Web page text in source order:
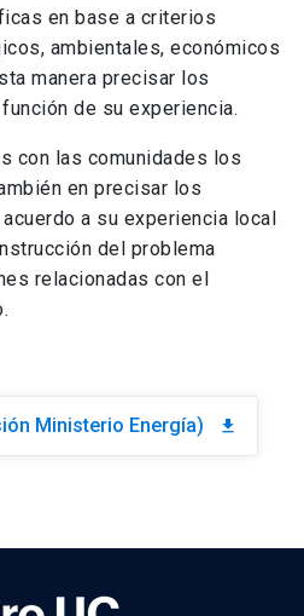
en base a criterios
ambientales, económicos
manera precisar los
de su experiencia.
con las comunidades los
en precisar los
a su experiencia local
del problema
relacionadas con el
Ministerio Energía) download